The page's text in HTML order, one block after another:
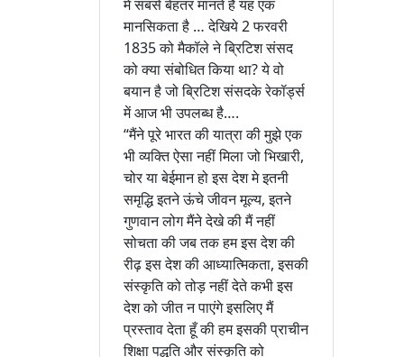
मे सबसे बेहतर मानते है यह एक
मानसिकता है … देखिये 2 फरवरी
1835 को मैकॉले ने ब्रिटिश संसद
को क्या संबोधित किया था? ये वो
बयान है जो ब्रिटिश संसदके रेकॉर्ड्स
में आज भी उपलब्ध है….
“मैंने पूरे भारत की यात्रा की मुझे एक
भी व्यक्ति ऐसा नहीं मिला जो भिखारी,
चोर या बेईमान हो इस देश मे इतनी
समृद्धि इतने ऊंचे जीवन मूल्य, इतने
गुणवान लोग मैंने देखे की मैं नहीं
सोचता की जब तक हम इस देश की
रीढ़ इस देश की आध्यात्मिकता, इसकी
संस्कृति को तोड़ नहीं देते कभी इस
देश को जीत न पाएंगे इसलिए मैं
प्रस्ताव देता हूँ की हम इसकी प्राचीन
शिक्षा पद्धति और संस्कृति को